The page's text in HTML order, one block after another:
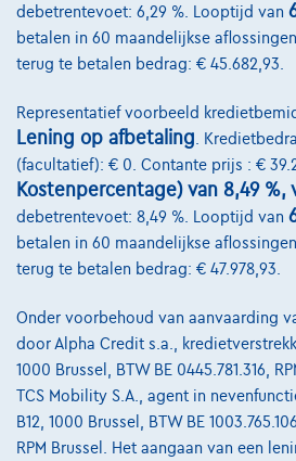
debetrentevoet: 6,29 %. Looptijd van
betalen in 60 maandelijkse
terug te betalen bedrag: € 45.682,93.
Representatief voorbeeld
Lening op afbetaling .
(facultatief): € 0. Contante prijs : €
Kostenpercentage) van 8,49 %,
debetrentevoet: 8,49 %. Looptijd van
betalen in 60 maandelijkse
terug te betalen bedrag: € 47.978,93.
Onder voorbehoud van aanvaarding
door Alpha Credit s.a.,
1000 Brussel, BTW BE 0445.781.316,
TCS Mobility S.A., agent in
B12, 1000 Brussel, BTW BE
RPM Brussel. Het aangaan van een
Wie zijn we
Kwaliteitscharter
Onze dealers
Onze partners
Onze team
Contact
@2024 TCS Mobility SA/NV Copyright
Algemene Voorwaarden
Bijstandsvoorwaarden
Privacyverklaring